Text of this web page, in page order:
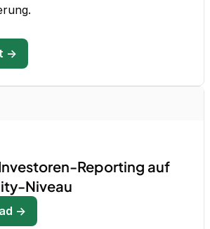
→
Reporting auf
Niveau
→